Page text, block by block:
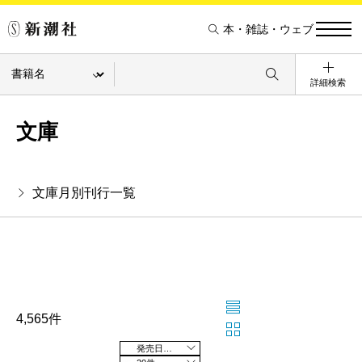
本・雑誌・ウェブ
詳細検索
文庫
文庫月別刊行一覧
4,565件